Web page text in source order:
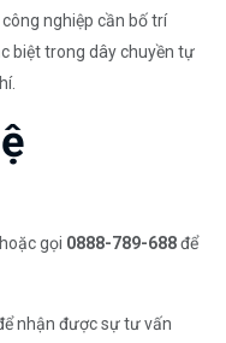
nghiệp cần bố trí
biệt trong dây chuyền tự
hoặc gọi 0888-789-688để
nhận được sự tư vấn